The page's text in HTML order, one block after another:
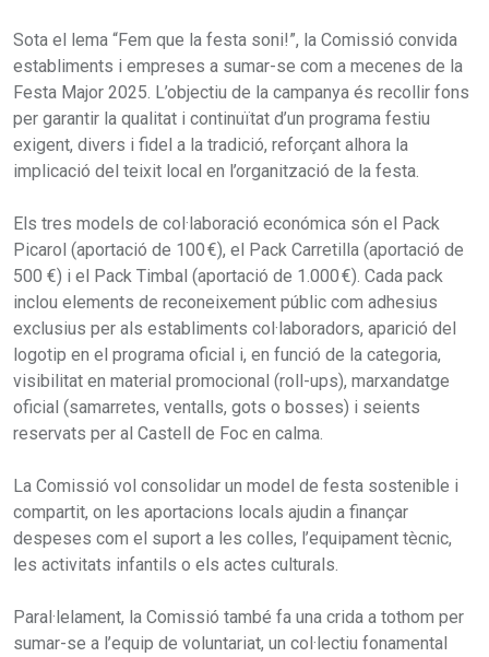
Sota el lema “Fem que la festa soni!”, la Comissió convida
establiments i empreses a sumar-se com a mecenes de la
Festa Major 2025. L’objectiu de la campanya és recollir fons
per garantir la qualitat i continuïtat d’un programa festiu
exigent, divers i fidel a la tradició, reforçant alhora la
implicació del teixit local en l’organització de la festa.
Els tres models de col·laboració económica són el Pack
Picarol (aportació de 100 €), el Pack Carretilla (aportació de
500 €) i el Pack Timbal (aportació de 1.000 €). Cada pack
inclou elements de reconeixement públic com adhesius
exclusius per als establiments col·laboradors, aparició del
logotip en el programa oficial i, en funció de la categoria,
visibilitat en material promocional (roll-ups), marxandatge
oficial (samarretes, ventalls, gots o bosses) i seients
reservats per al Castell de Foc en calma.
La Comissió vol consolidar un model de festa sostenible i
compartit, on les aportacions locals ajudin a finançar
despeses com el suport a les colles, l’equipament tècnic,
les activitats infantils o els actes culturals.
Paral·lelament, la Comissió també fa una crida a tothom per
sumar-se a l’equip de voluntariat, un col·lectiu fonamental